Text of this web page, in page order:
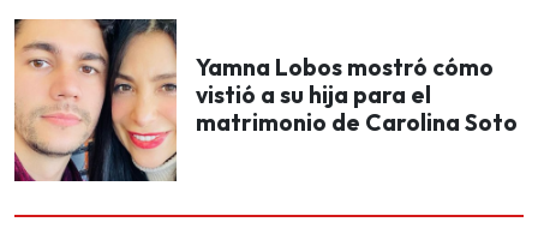
Yamna Lobos mostró cómo
vistió a su hija para el
matrimonio de Carolina Soto